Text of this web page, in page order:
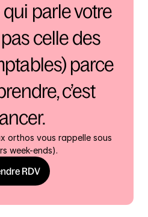
parle votre
celle des
parce
c’est
orthos vous rappelle sous
week-ends).
RDV